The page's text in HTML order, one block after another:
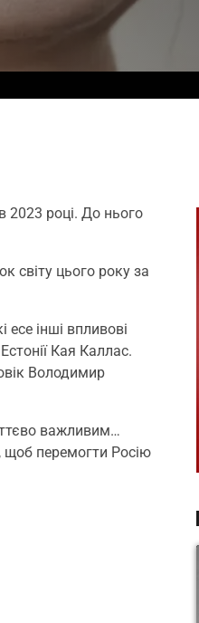
2023 році. До нього
світу цього року за
інші впливові
Кая Каллас.
Володимир
важливим…
щоб перемогти Росію